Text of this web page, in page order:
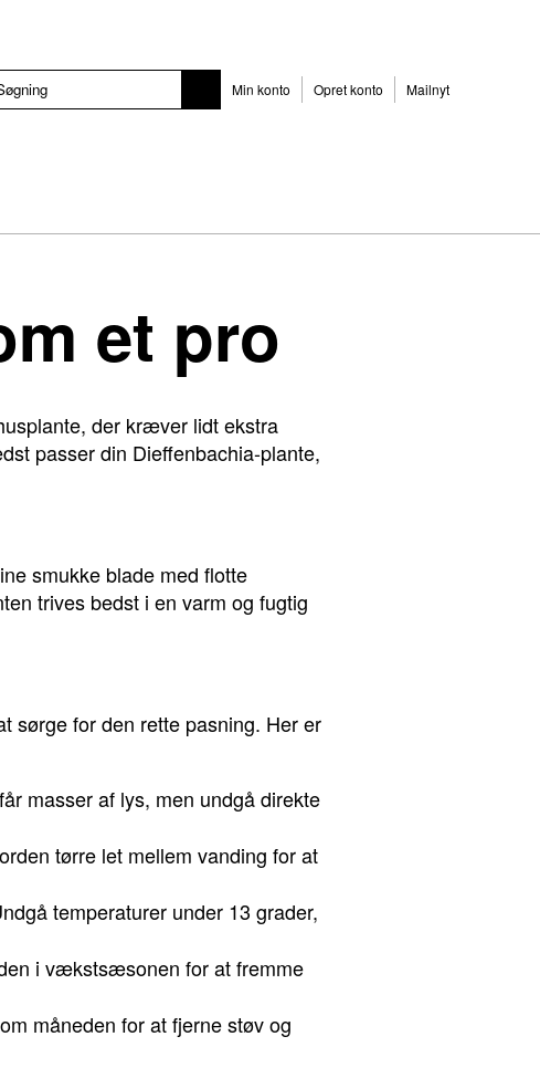
Min konto Opret konto Mailnyt
et pro
der kræver lidt ekstra
passer din Dieffenbachia-plante,
smukke blade med flotte
trives bedst i en varm og fugtig
sørge for den rette pasning. Her er
masser af lys, men undgå direkte
tørre let mellem vanding for at
temperaturer under 13 grader,
i vækstsæsonen for at fremme
måneden for at fjerne støv og